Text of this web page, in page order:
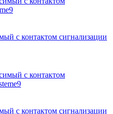
с контактом сигнализации
с контактом сигнализации